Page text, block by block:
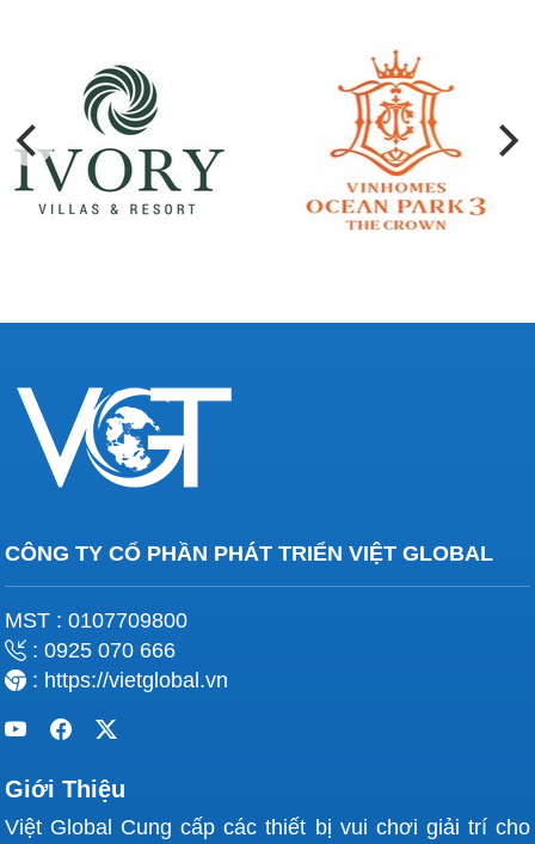
CÔNG TY CỔ PHẦN PHÁT TRIỂN VIỆT GLOBAL
MST : 0107709800
: 0925 070 666
: https://vietglobal.vn
Giới Thiệu
Việt Global Cung cấp các thiết bị vui chơi giải trí cho